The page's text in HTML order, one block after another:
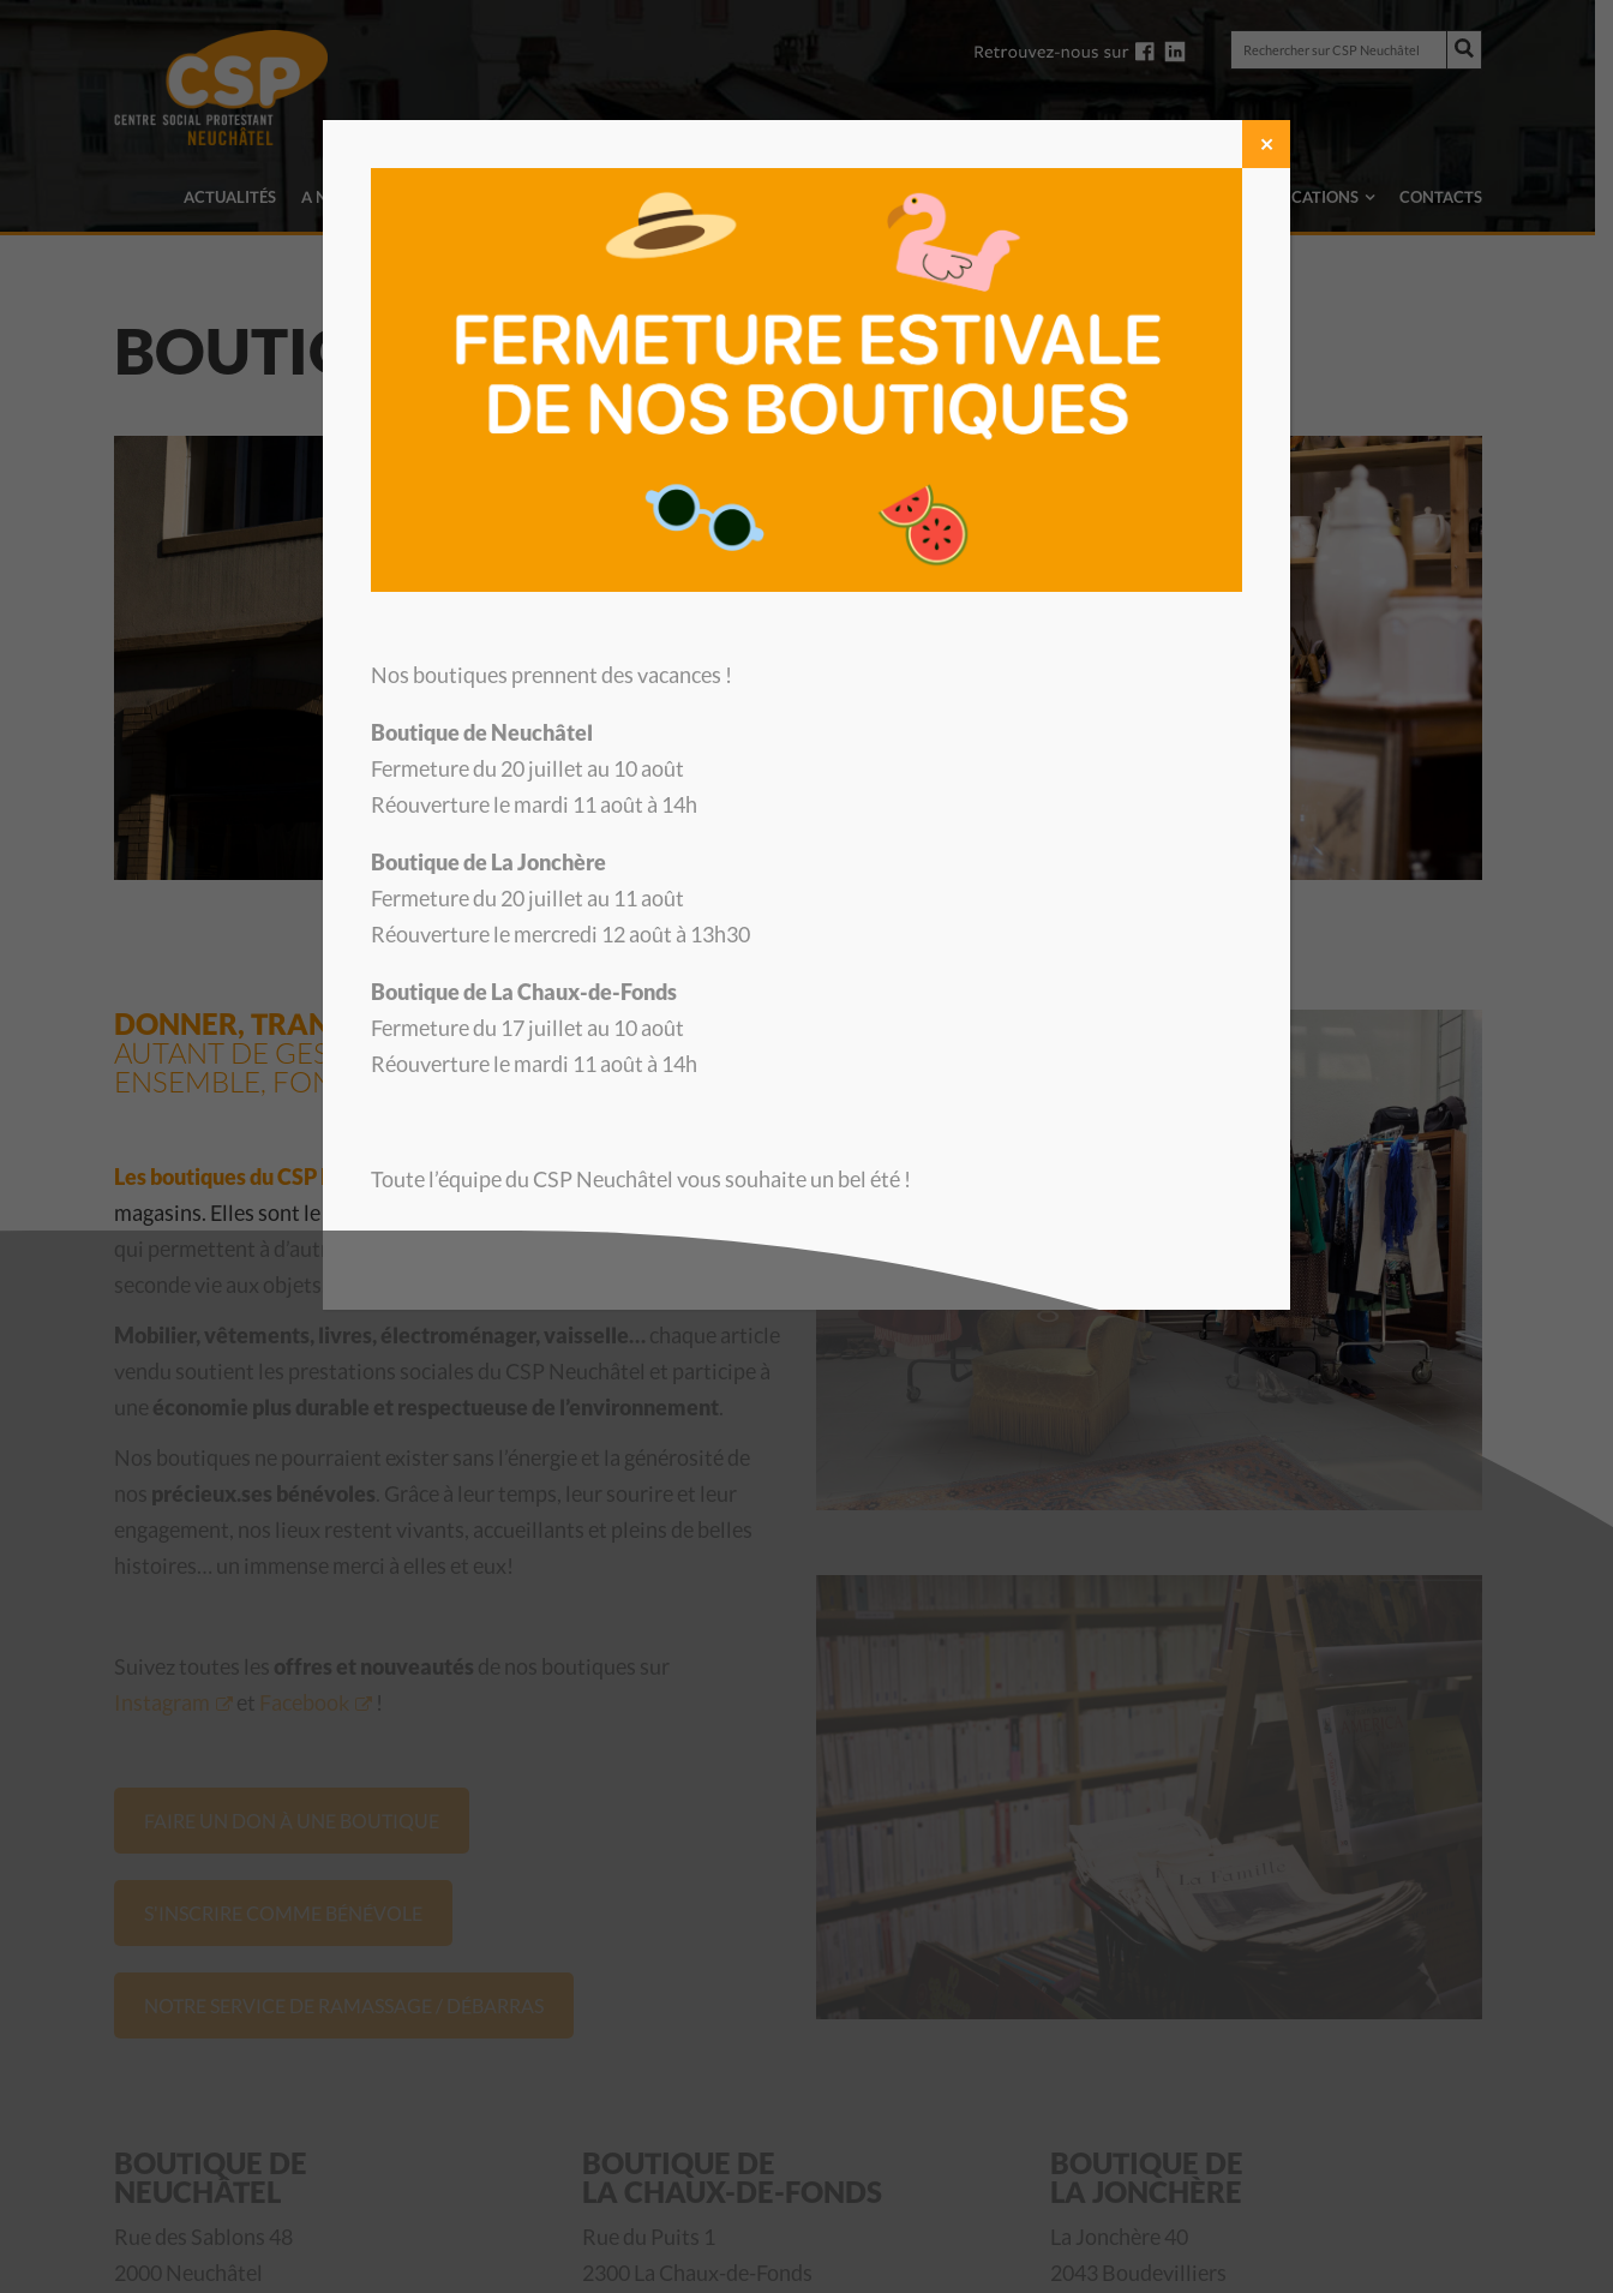
Rechercher
sur
CSP
Rechercher
ACTUALITÉS A NOTRE SUJET BOUTIQUES NOUS SOUTENIR PUBLICATIONS CONTACTS
BOUTIQUESSECONDE MAIN
DONNER, TRANSMETTRE, RECYCLER :
AUTANT DE GESTES SIMPLES QUI,
ENSEMBLE, FONT TOUTE LA DIFFÉRENCE!
Les boutiques du CSP Neuchâtelsont bien plus que de simples
magasins. Elles sont le reflet d’une
qui permettent à d’autres de s’équiper à
, tout en donnant une
seconde vie aux objets.
Mobilier, vêtements, livres, électroménager, vaisselle… chaque article
vendu soutient les prestations sociales du CSP Neuchâtel et participe à
une économie plus durable et respectueuse de l’environnement
Nos boutiques ne pourraient exister sans l’énergie et la générosité de
nos précieux.ses bénévoles . Grâce à leur temps, leur sourire et leur
engagement, nos lieux restent vivants, accueillants et pleins de belles
histoires… un immense merci à elles et eux!
Suivez toutes les offres et nouveautés de nos boutiques sur
Instagram
et Facebook !
FAIRE UN DON À UNE BOUTIQUE
S'INSCRIRE COMME BÉNÉVOLE
NOTRE SERVICE DE RAMASSAGE / DÉBARRAS
BOUTIQUE DE
NEUCHÂTEL
Rue des Sablons 48
2000 Neuchâtel
BOUTIQUE DE
LA CHAUX-DE-FONDS
Rue du Puits 1
2300 La Chaux-de-Fonds
BOUTIQUE DE
LA JONCHÈRE
La Jonchère 40
2043 Boudevilliers
Nos boutiques prennent des vacances !
Boutique de Neuchâtel
Fermeture du 20 juillet au 10 août
Réouverture le mardi 11 août à 14h
Boutique de La Jonchère
Fermeture du 20 juillet au 11 août
Réouverture le mercredi 12 août à 13h30
Boutique de La Chaux-de-Fonds
Fermeture du 17 juillet au 10 août
Réouverture le mardi 11 août à 14h
Toute l’équipe du CSP Neuchâtel vous souhaite un bel été !
✕